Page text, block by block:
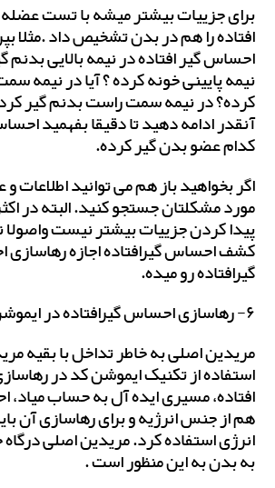
برای جزییات بیشتر میشه با تست
افتاده را هم در بدن تشخیص داد .مثلا
احساس گیر افتاده در نیمه بالایی بدنم
نیمه پایینی خونه کرده ؟ آیا در نیمه
کرده؟ در نیمه سمت راست بدنم گیر
آنقدر ادامه دهید تا دقیقا بفهمید
کدام عضو بدن گیر کرده.
اگر بخواهید باز هم می توانید اطلاعات
مورد مشکلتان جستجو کنید. البته در
پیدا کردن جزییات بیشتر نیست واصولا
کشف احساس گیرافتاده اجازه
گیرافتاده رو میده.
۶- رهاسازی احساس گیرافتاده در ایموشن کد چیست؟
مریدین اصلی به خاطر تداخل با بقیه
استفاده از تکنیک ایموشن کد در
افتاده، مسیری ایده آل به حساب میاد،
هم از جنس انرژیه و برای رهاسازی آن
انرژی استفاده کرد. مریدین اصلی
به بدن به این منظور است .